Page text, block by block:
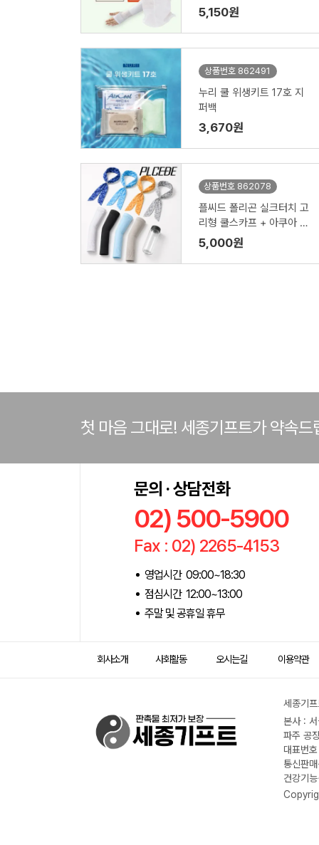
종 세트
5,150원
상품번호 862491
누리 쿨 위생키트 17호 지
퍼백
3,670원
상품번호 862078
플씨드 폴리곤 실크터치 고
리형 쿨스카프 + 아쿠아 쿨
토시 + 보틀 350ml 3종 세
트
5,000원
첫 마음 그대로! 세종기프트가 약속드
문의 · 상담전화
02) 500-5900
Fax : 02) 2265-4153
영업시간 09:00~18:30
점심시간 12:00~13:00
주말 및 공휴일 휴무
회사소개 사회활동 오시는길 이용약관
세종기
본사 :
파주 공
대표번
통신판
건강기